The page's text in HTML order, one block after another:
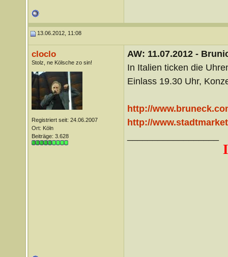
13.06.2012, 11:08
cloclo
Stolz, ne Kölsche zo sin!
Registriert seit: 24.06.2007
Ort: Köln
Beiträge: 3.628
AW: 11.07.2012 -
In Italien ticken die
Einlass 19.30 Uhr,
http://
http://